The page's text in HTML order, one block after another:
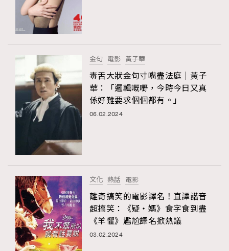
金句 電影 黃子華
毒舌大狀金句寸嘴盡法庭｜黃子
華：「邏輯嘅嘢，今時今日又真
係好難要求個個都有。」
06.02.2024
文化 熱話 電影
離奇搞笑的電影譯名！直譯諧音
超搞笑：《疑‧媽》食字食到盡
《羊懼》尷尬譯名掀熱議
03.02.2024